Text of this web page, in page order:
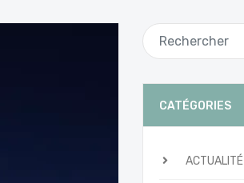
CATÉGORIES
ACTUALITÉ